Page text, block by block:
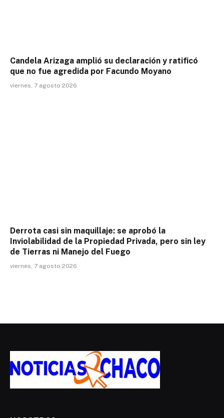
Candela Arizaga amplió su declaración y ratificó
que no fue agredida por Facundo Moyano
viernes, 7 agosto 2026
Derrota casi sin maquillaje: se aprobó la
Inviolabilidad de la Propiedad Privada, pero sin ley
de Tierras ni Manejo del Fuego
viernes, 7 agosto 2026